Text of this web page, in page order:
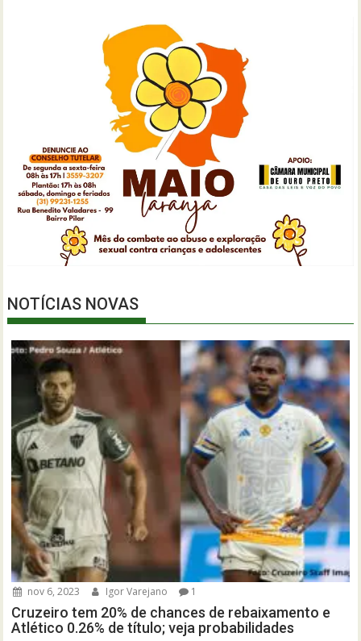
NOTÍCIAS NOVAS
nov 6, 2023 Igor Varejano 1
Cruzeiro tem 20% de chances de rebaixamento e
Atlético 0.26% de título; veja probabilidades